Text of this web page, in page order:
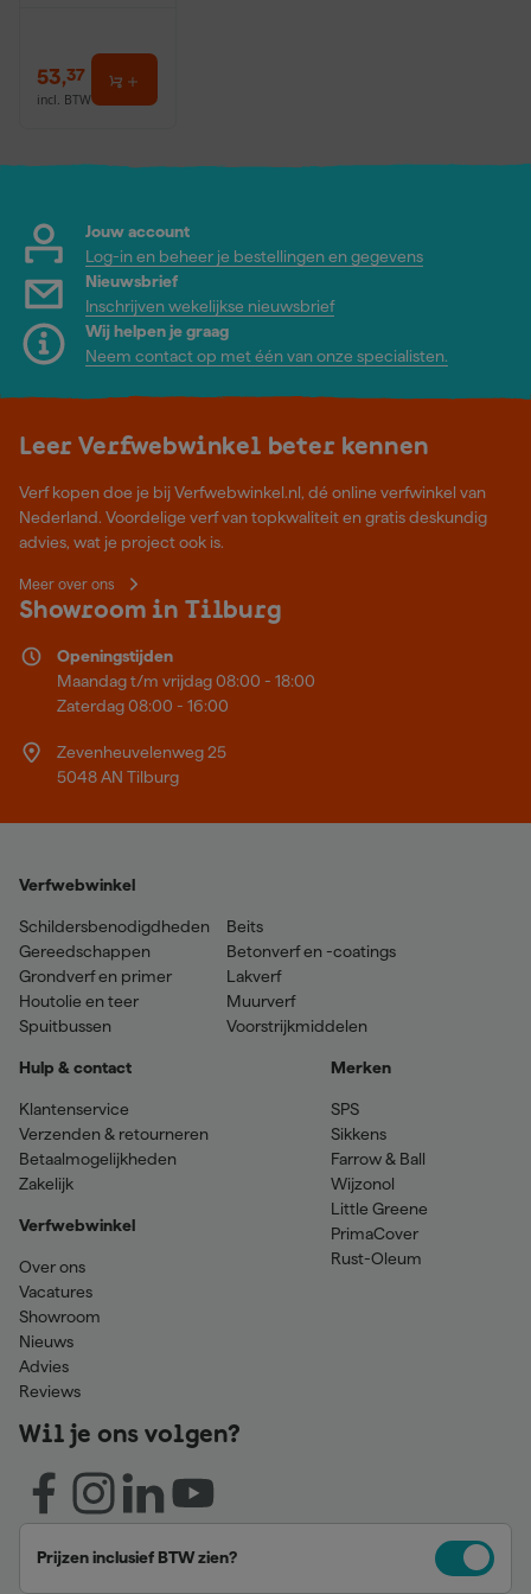
53,37
incl. BTW
Jouw account
Log-in en beheer je bestellingen en gegevens
Nieuwsbrief
Inschrijven wekelijkse nieuwsbrief
Wij helpen je graag
Neem contact op met één van onze specialisten.
Leer Verfwebwinkel beter kennen
Verf kopen doe je bij Verfwebwinkel.nl, dé online verfwinkel van
Nederland. Voordelige verf van topkwaliteit en gratis deskundig
advies, wat je project ook is.
Meer over ons
Showroom in Tilburg
Openingstijden
Maandag t/m vrijdag 08:00 - 18:00
Zaterdag 08:00 - 16:00
Zevenheuvelenweg 25
5048 AN Tilburg
Verfwebwinkel
Schildersbenodigdheden
Gereedschappen
Grondverf en primer
Houtolie en teer
Spuitbussen
Beits
Betonverf en -coatings
Lakverf
Muurverf
Voorstrijkmiddelen
Hulp & contact
Klantenservice
Verzenden & retourneren
Betaalmogelijkheden
Zakelijk
Verfwebwinkel
Over ons
Vacatures
Showroom
Nieuws
Advies
Reviews
Merken
SPS
Sikkens
Farrow & Ball
Wijzonol
Little Greene
PrimaCover
Rust-Oleum
Wil je ons volgen?
Prijzen inclusief BTW zien?